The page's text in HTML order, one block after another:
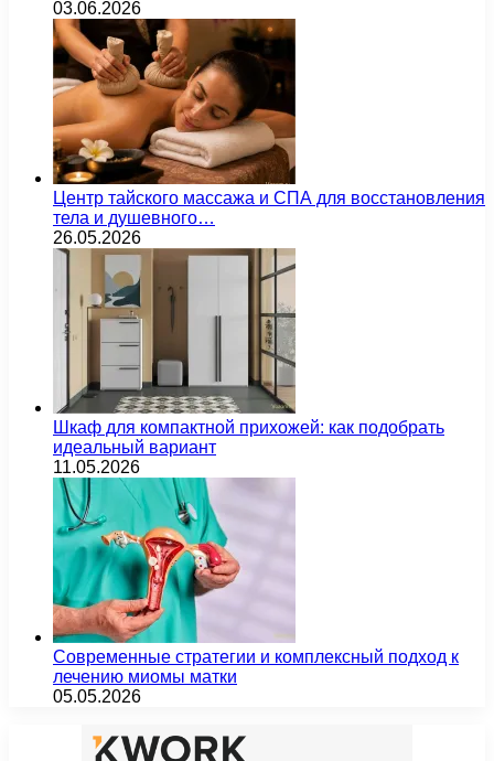
03.06.2026
Центр тайского массажа и СПА для восстановления
тела и душевного…
26.05.2026
Шкаф для компактной прихожей: как подобрать
идеальный вариант
11.05.2026
Современные стратегии и комплексный подход к
лечению миомы матки
05.05.2026